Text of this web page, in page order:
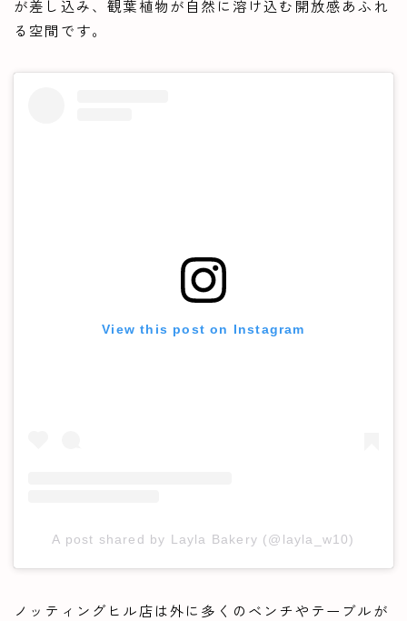
が差し込み、観葉植物が自然に溶け込む開放感あふれ
る空間です。
View this post on Instagram
A post shared by Layla Bakery (@layla_w10)
ノッティングヒル店は外に多くのベンチやテーブルが